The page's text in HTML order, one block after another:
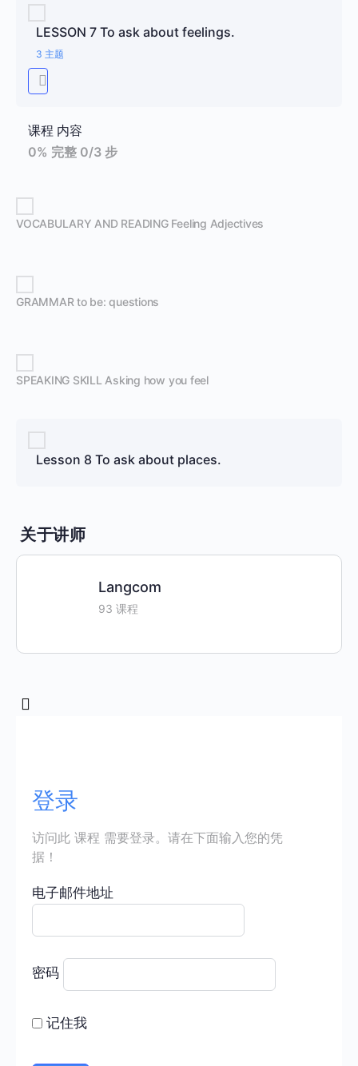
LESSON 7 To ask about feelings.
3 主题
课程 内容
0% 完整 0/3 步
VOCABULARY AND READING Feeling Adjectives
GRAMMAR to be: questions
SPEAKING SKILL Asking how you feel
Lesson 8 To ask about places.
关于讲师
Langcom
93 课程
登录
访问此 课程 需要登录。请在下面输入您的凭
据！
电子邮件地址
密码
记住我